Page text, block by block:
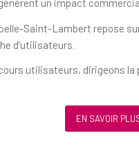
un impact
Saint-Lambert repose
d’utilisateurs.
utilisateurs, dirigeons
EN SAVOIR